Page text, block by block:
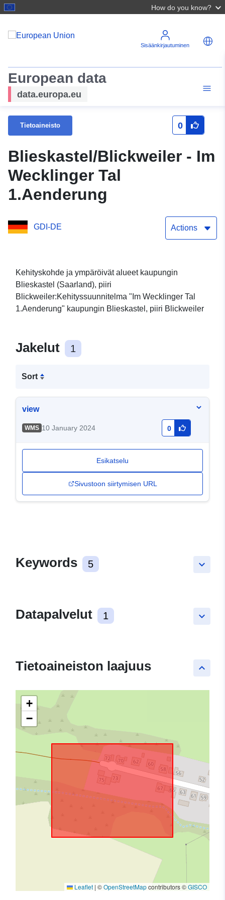
How do you know?
Sisäänkirjautuminen
European data
data.europa.eu
Tietoaineisto 0
Blieskastel/Blickweiler - Im
Wecklinger Tal
1.Aenderung
GDI-DE Actions
Kehityskohde ja ympäröivät alueet kaupungin
Blieskastel (Saarland), piiri
Blickweiler:Kehityssuunnitelma "Im Wecklinger Tal
1.Aenderung" kaupungin Blieskastel, piiri Blickweiler
Jakelut 1
Sort
view
WMS 10 January 2024 0
Esikatselu
Sivustoon siirtymisen URL
keyboard_arrow_down
Keywords 5
keyboard_arrow_down
Datapalvelut 1
keyboard_arrow_up
Tietoaineiston laajuus
+
−
Leaflet | ©OpenStreetMapcontributors ©GISCO